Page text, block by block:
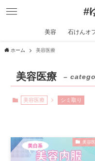
#
美容 石けんオ
ホーム 美容医療
美容医療 –
美容医療 シミ取り
美容